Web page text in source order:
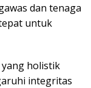
dan tenaga
untuk
yang holistik
integritas